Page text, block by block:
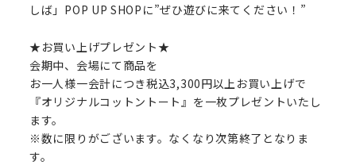
しば」POP UP SHOPに”ぜひ遊びに来てください！”
★お買い上げプレゼント★
会期中、会場にて商品を
お一人様一会計につき税込3,300円以上お買い上げで
『オリジナルコットントート』を一枚プレゼントいたし
ます。
※数に限りがございます。なくなり次第終了となりま
す。